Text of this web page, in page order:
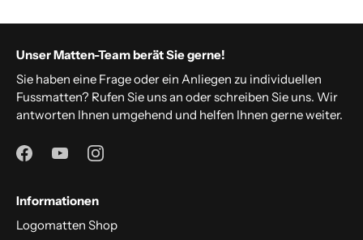
Unser Matten-Team berät Sie gerne!
Sie haben eine Frage oder ein Anliegen zu individuellen
Fussmatten? Rufen Sie uns an oder schreiben Sie uns. Wir
antworten Ihnen umgehend und helfen Ihnen gerne weiter.
Informationen
Logomatten Shop